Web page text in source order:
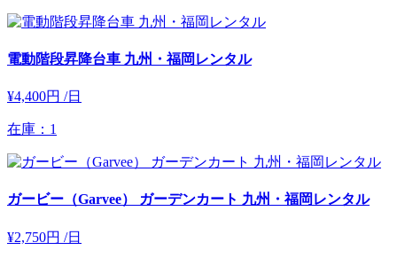
電動階段昇降台車 九州・福岡レンタル
¥4,400円 /日
在庫：1
ガービー（Garvee） ガーデンカート 九州・福岡レンタル
¥2,750円 /日